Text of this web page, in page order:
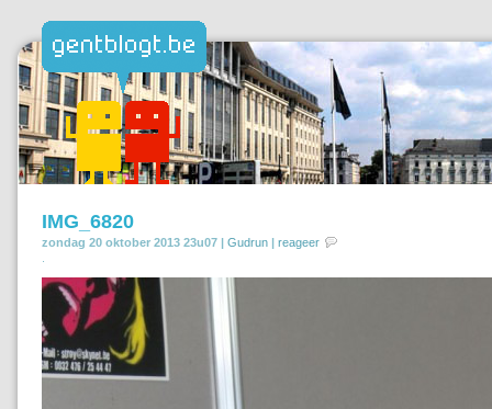
IMG_6820
zondag 20 oktober 2013 23u07 | Gudrun | reageer